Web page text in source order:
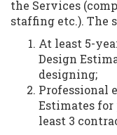
the Services
staffing etc.). The
At least 5-
Design
designing;
Professional
Estimates
least 3